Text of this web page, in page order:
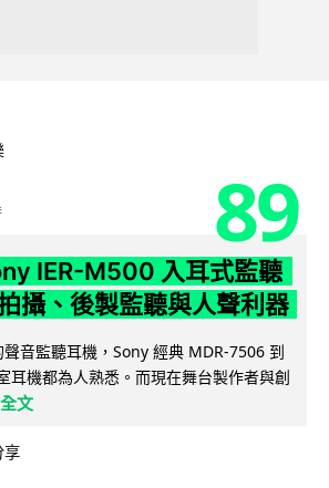
89
IER-M500 入耳式監聽
攝、後製監聽與人聲利器
音監聽耳機，Sony 經典 MDR-7506 到
耳機都為人熟悉。而現在舞台製作者與創
文
享